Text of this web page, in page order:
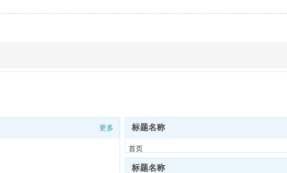
更多 标题名称
首页
印刷服务
标题名称